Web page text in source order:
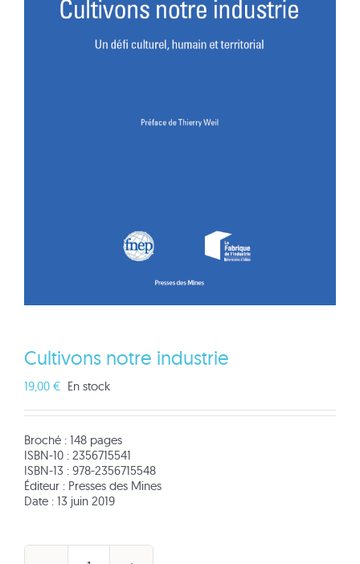
Cultivons notre industrie
19,00 € En stock
Broché : 148 pages
ISBN-10 : 2356715541
ISBN-13 : 978-2356715548
Éditeur : Presses des Mines
Date : 13 juin 2019